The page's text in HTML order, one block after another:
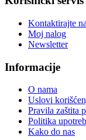
Kontaktirajte
Moj nalog
Newsletter
Informacije
O nama
Uslovi
Pravila zaštita
Politika
Kako do nas